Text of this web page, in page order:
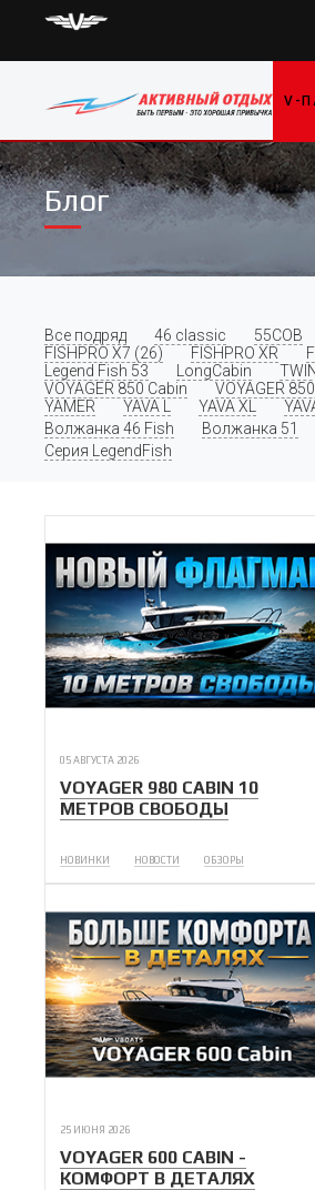
V-
Блог
Все подряд 46 classic 55COB
FISHPRO X7 (26)
FISHPRO XR
Legend Fish 53
LongCabin TWIN
VOYAGER 850 Cabin
VOYAGER
YAMER
YAVA L YAVA XL
Волжанка 46 Fish
Волжанка 51
Серия LegendFish
05 АВГУСТА 2026
VOYAGER 980 CABIN 10
МЕТРОВ СВОБОДЫ
НОВИНКИ НОВОСТИ ОБЗОРЫ
25 ИЮНЯ 2026
VOYAGER 600 CABIN -
КОМФОРТ В ДЕТАЛЯХ